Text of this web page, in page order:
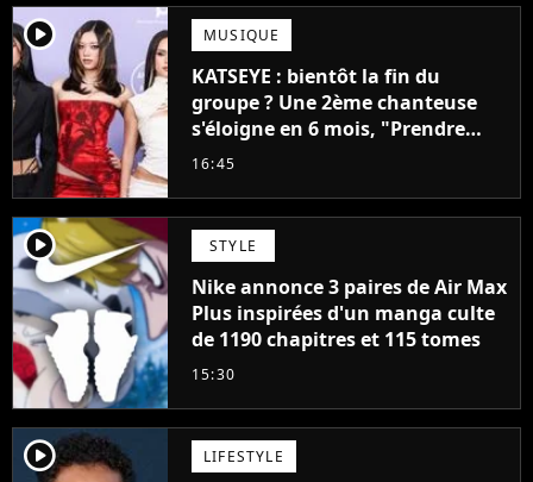
player2 MUSIQUE
KATSEYE : bientôt la fin du
groupe ? Une 2ème chanteuse
s'éloigne en 6 mois, "Prendre
cette décision n’a pas été facile"
16:45
player2 STYLE
Nike annonce 3 paires de Air Max
Plus inspirées d'un manga culte
de 1190 chapitres et 115 tomes
15:30
player2 LIFESTYLE